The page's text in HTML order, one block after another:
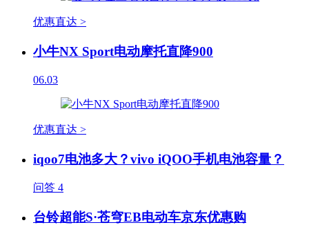
优惠直达 >
小牛NX Sport电动摩托直降900
06.03
优惠直达 >
iqoo7电池多大？vivo iQOO手机电池容量？
问答 4
台铃超能S·苍穹EB电动车京东优惠购